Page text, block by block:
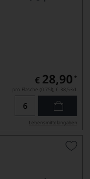
€ 28,90 *
pro Flasche (0.75l), € 38,53/L
Lebensmittel­angaben